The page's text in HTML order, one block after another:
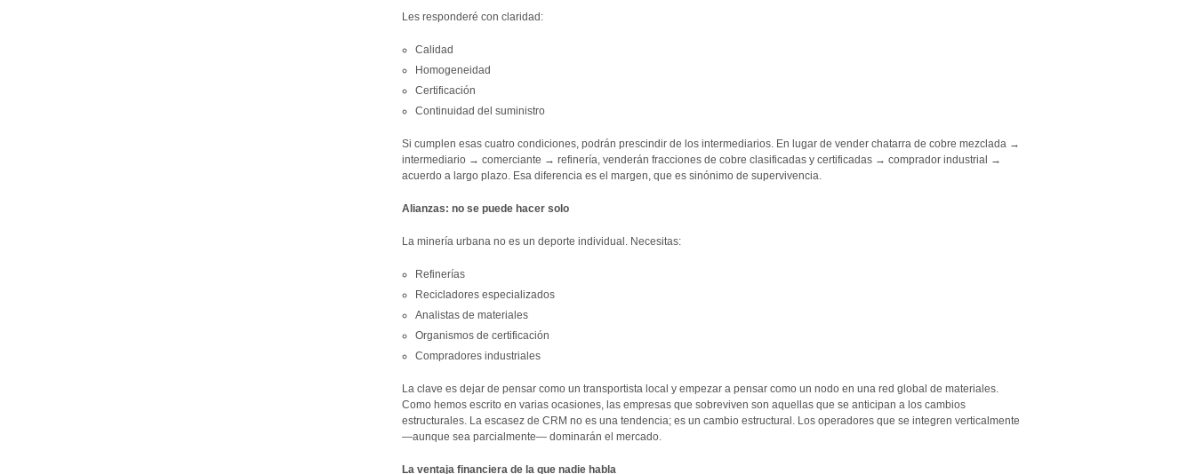
Les responderé con claridad:
Calidad
Homogeneidad
Certificación
Continuidad del suministro
Si cumplen esas cuatro condiciones, podrán prescindir de los intermediarios. En lugar de vender chatarra de cobre mezclada →
intermediario → comerciante → refinería, venderán fracciones de cobre clasificadas y certificadas → comprador industrial →
acuerdo a largo plazo. Esa diferencia es el margen, que es sinónimo de supervivencia.
Alianzas: no se puede hacer solo
La minería urbana no es un deporte individual. Necesitas:
Refinerías
Recicladores especializados
Analistas de materiales
Organismos de certificación
Compradores industriales
La clave es dejar de pensar como un transportista local y empezar a pensar como un nodo en una red global de materiales.
Como hemos escrito en varias ocasiones, las empresas que sobreviven son aquellas que se anticipan a los cambios
estructurales. La escasez de CRM no es una tendencia; es un cambio estructural. Los operadores que se integren verticalmente
—aunque sea parcialmente— dominarán el mercado.
La ventaja financiera de la que nadie habla